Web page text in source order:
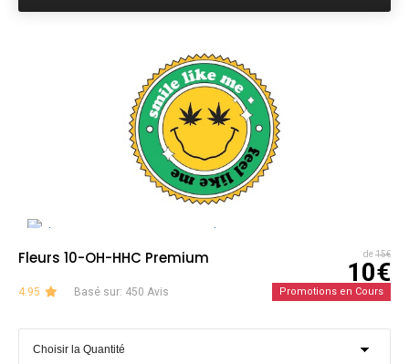
Fleurs 10-OH-HHC Premium de15€
10€
4.95 Basé sur: 450 Avis Promotions en Cours